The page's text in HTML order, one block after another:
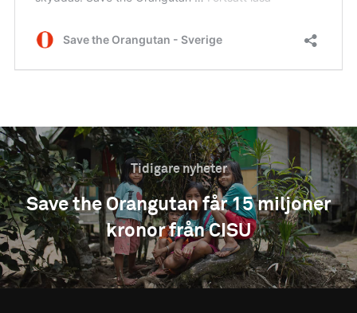
Tidigare nyheter
Save the Orangutan får 15 miljoner
kronor från CISU